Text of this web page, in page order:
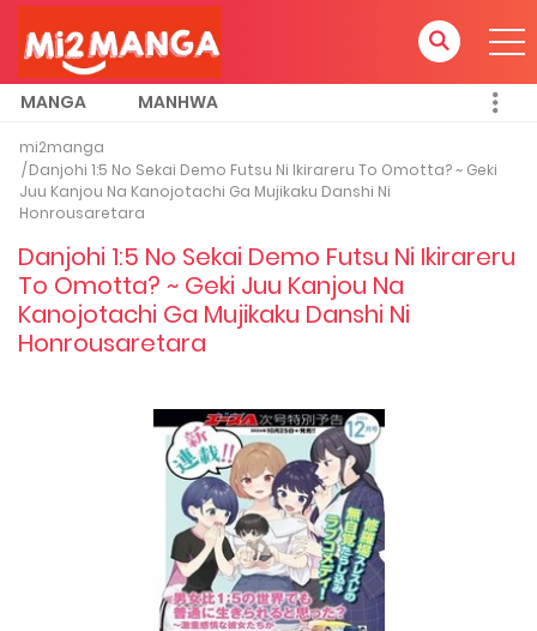
MANGA MANHWA
mi2manga
Danjohi 1:5 No Sekai Demo Futsu Ni Ikirareru To Omotta? ~ Geki
Juu Kanjou Na Kanojotachi Ga Mujikaku Danshi Ni
Honrousaretara
Danjohi 1:5 No Sekai Demo Futsu Ni Ikirareru
To Omotta? ~ Geki Juu Kanjou Na
Kanojotachi Ga Mujikaku Danshi Ni
Honrousaretara